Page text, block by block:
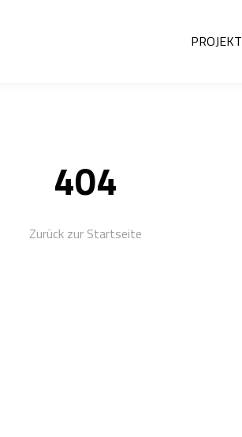
PROJEKT
404
Zurück zur Startseite